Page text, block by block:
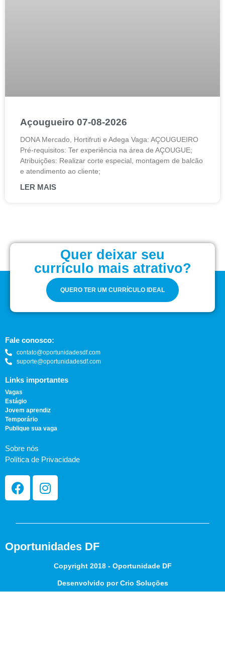
Açougueiro 07-08-2026
DONA Mercado, Hortifruti e Adega Vaga: AÇOUGUEIRO
Pré-requisitos: Ter experiência na área de AÇOUGUE;
Atribuições: Realizar corte especial, montagem de balcão
e atendimento ao cliente;
LER MAIS
Quer deixar seu
currículo mais atrativo?
QUERO TER UM CURRÍCULO IDEAL
Fale conosco:
contato@oportunidadesdf.com
suporte@oportunidadesdf.com
Links importantes
Vagas
Estágio
Jovem aprendiz
Temporário
Publique sua vaga
Sobre nós
Política de Privacidade
Oportunidades DF
Copyright 2018 - Oportunidade DF
Desenvolvido por Crio Soluções